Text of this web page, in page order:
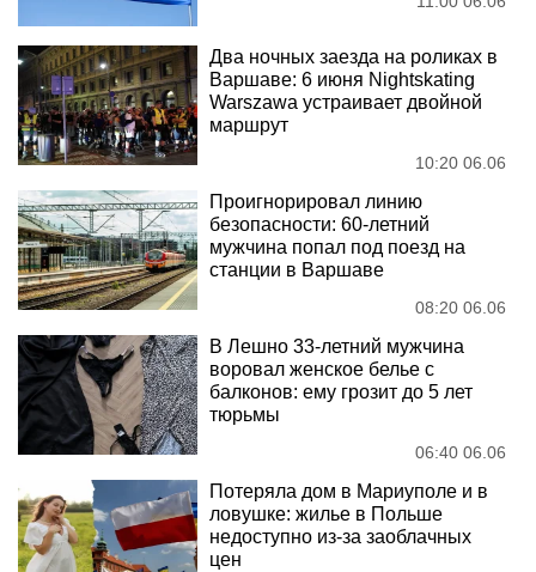
Два ночных заезда на роликах в
Варшаве: 6 июня Nightskating
Warszawa устраивает двойной
маршрут
10:20 06.06
Проигнорировал линию
безопасности: 60-летний
мужчина попал под поезд на
станции в Варшаве
08:20 06.06
В Лешно 33-летний мужчина
воровал женское белье с
балконов: ему грозит до 5 лет
тюрьмы
06:40 06.06
Потеряла дом в Мариуполе и в
ловушке: жилье в Польше
недоступно из-за заоблачных
цен